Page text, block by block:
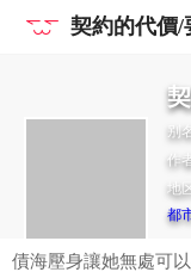
契約的代價/
别
作
地
都
債海壓身讓她無處可